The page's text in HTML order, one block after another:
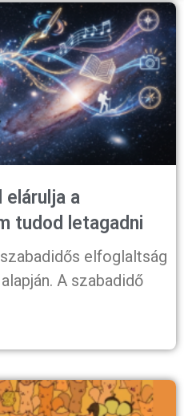
elárulja a
tudod letagadni
elfoglaltság
A szabadidő